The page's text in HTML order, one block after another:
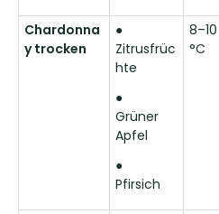
Chardonna
y trocken
●
Zitrusfrüc
hte
●
Grüner
Apfel
●
Pfirsich
8–10
°C